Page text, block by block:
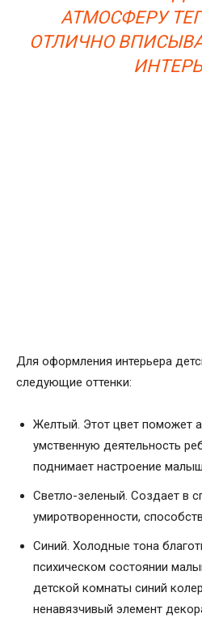
АТМОСФЕРУ
ОТЛИЧНО
Для оформления интерьера
следующие оттенки:
Желтый. Этот цвет поможет
умственную деятельность
поднимает настроение
Светло-зеленый. Создает в
умиротворенности,
Синий. Холодные тона
психическом состоянии
детской комнаты синий
ненавязчивый элемент